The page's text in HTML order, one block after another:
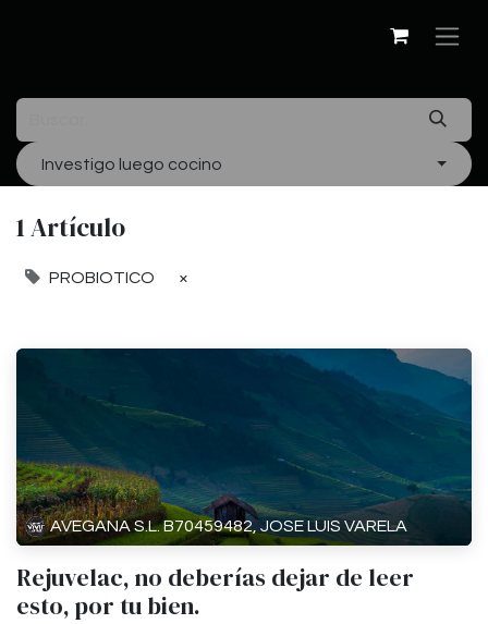
Investigo luego cocino
1 Artículo
PROBIOTICO ×
AVEGANA S.L. B70459482, JOSE LUIS VARELA
Rejuvelac, no deberías dejar de leer
esto, por tu bien.